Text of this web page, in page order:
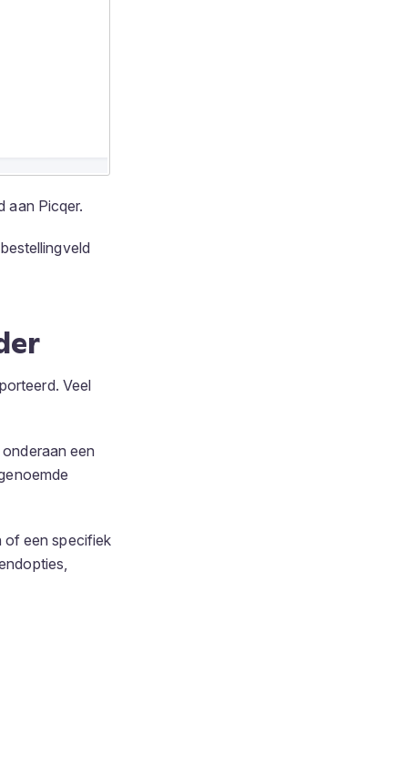
aan Picqer.
Veel
een
of een specifiek